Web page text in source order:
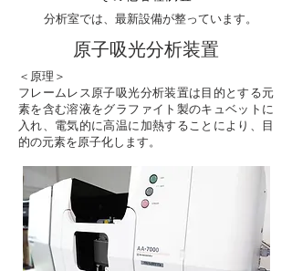
分析室では、最新設備が整っています。
原子吸光分析装置
＜原理＞
フレームレス原子吸光分析装置は目的とする元
素を含む溶液をグラファイト製のキュベットに
入れ、電気的に高温に加熱することにより、目
的の元素を原子化します。